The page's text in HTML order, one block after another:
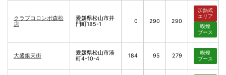
クラブコロンボ森松
店
愛媛県松山市井
門町185-1
0 290 290
加熱式
エリア
喫煙
ブース
大盛銀天街
愛媛県松山市湊
町4-10-4
184 95 279
喫煙
ブース